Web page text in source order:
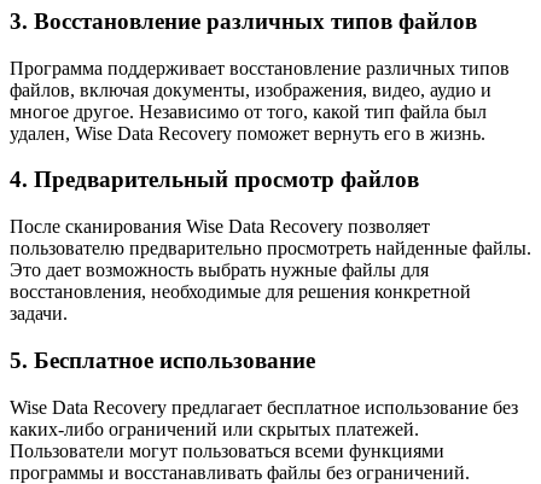
3. Восстановление различных типов файлов
Программа поддерживает восстановление различных типов
файлов, включая документы, изображения, видео, аудио и
многое другое. Независимо от того, какой тип файла был
удален, Wise Data Recovery поможет вернуть его в жизнь.
4. Предварительный просмотр файлов
После сканирования Wise Data Recovery позволяет
пользователю предварительно просмотреть найденные файлы.
Это дает возможность выбрать нужные файлы для
восстановления, необходимые для решения конкретной
задачи.
5. Бесплатное использование
Wise Data Recovery предлагает бесплатное использование без
каких-либо ограничений или скрытых платежей.
Пользователи могут пользоваться всеми функциями
программы и восстанавливать файлы без ограничений.